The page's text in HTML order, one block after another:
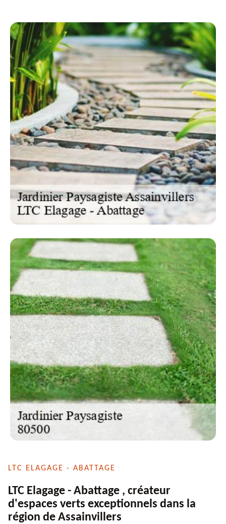
LTC ELAGAGE - ABATTAGE
LTC Elagage - Abattage , créateur
d'espaces verts exceptionnels dans la
région de Assainvillers